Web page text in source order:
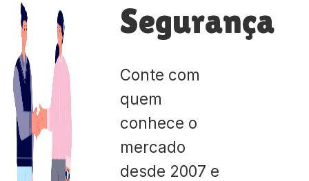
Segurança
Conte com
quem
conhece o
mercado
desde 2007 e